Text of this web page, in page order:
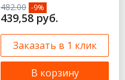
482.00 -9%
439,58 руб.
Заказать в 1 клик
В корзину